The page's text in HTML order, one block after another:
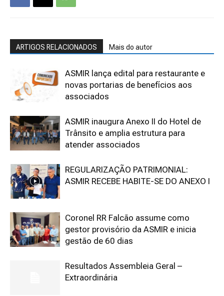
ARTIGOS RELACIONADOS Mais do autor
ASMIR lança edital para restaurante e
novas portarias de benefícios aos
associados
ASMIR inaugura Anexo II do Hotel de
Trânsito e amplia estrutura para
atender associados
REGULARIZAÇÃO PATRIMONIAL:
ASMIR RECEBE HABITE-SE DO ANEXO I
Coronel RR Falcão assume como
gestor provisório da ASMIR e inicia
gestão de 60 dias
Resultados Assembleia Geral –
Extraordinária